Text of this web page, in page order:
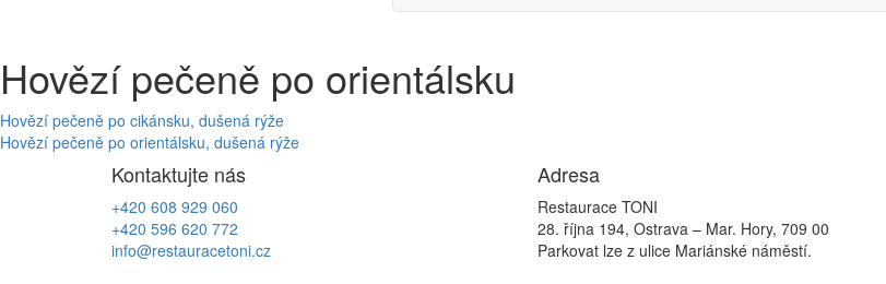
Hovězí pečeně po orientálsku
Navigace
pro
příspěvek
Hovězí pečeně po cikánsku, dušená rýže
Hovězí pečeně po orientálsku, dušená rýže
Kontaktujte nás
+420 608 929 060
+420 596 620 772
info@restauracetoni.cz
Adresa
Restaurace TONI
28. října 194, Ostrava – Mar. Hory, 709 00
Parkovat lze z ulice Mariánské náměstí.